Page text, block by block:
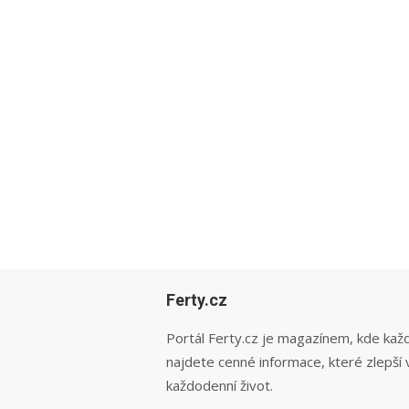
Ferty.cz
Portál Ferty.cz je magazínem, kde
najdete cenné informace, které zlepší
každodenní život.